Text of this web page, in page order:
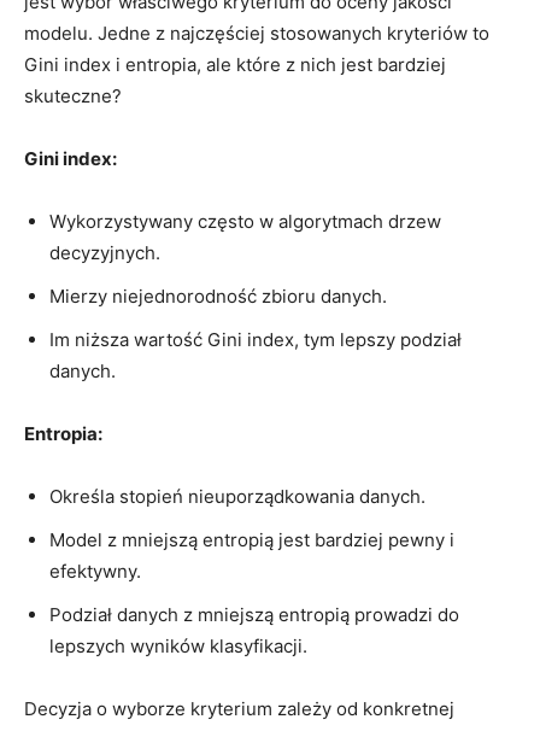
modelu. Jedne z najczęściej stosowanych kryteriów⁣ to
Gini index i entropia, ale które z nich ⁤jest bardziej
skuteczne?
Gini index:
Wykorzystywany często ⁣w algorytmach drzew
decyzyjnych.
Mierzy niejednorodność zbioru danych.
Im niższa wartość Gini index,‌ tym lepszy podział
danych.
Entropia:
Określa stopień nieuporządkowania danych.
Model z mniejszą entropią jest bardziej pewny i⁤
efektywny.
Podział danych z mniejszą entropią‌ prowadzi do
lepszych ⁢wyników klasyfikacji.
Decyzja o wyborze kryterium‍ zależy od konkretnej